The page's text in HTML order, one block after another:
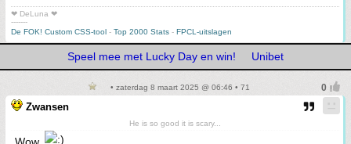
❤ DeLuna ❤
-------
De FOK! Custom CSS-tool - Top 2000 Stats - FPCL-uitslagen
Speel mee met Lucky Day en win! Unibet
• zaterdag 8 maart 2025 @ 06:46 • 71
Zwansen
He is so good it is scary...